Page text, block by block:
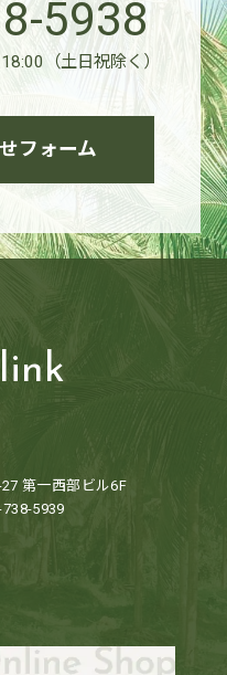
5938
（土日祝除く）
フォーム
第一西部ビル6F
5939